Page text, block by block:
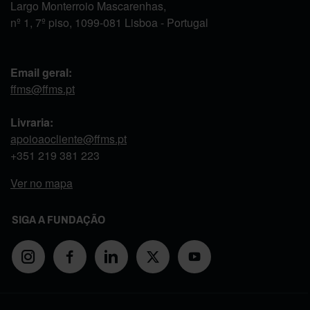
Largo Monterroio Mascarenhas,
nº 1, 7º piso, 1099-081 Lisboa - Portugal
Email geral:
ffms@ffms.pt
Livraria:
apoioaocliente@ffms.pt
+351 219 381 223
Ver no mapa
SIGA A FUNDAÇÃO